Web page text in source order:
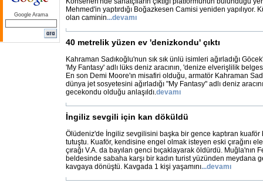
Google Arama
Mehmed'in yaptırdığı Boğazkesen Camisi yeniden yapılıyor.
olan caminin...devamı
40 metrelik yüzen ev 'denizkondu' çıktı
Kahraman Sadıkoğlu'nun sık sık ünlü isimleri ağırladığı
'My Fantasy' adlı lüks deniz aracının, 'denize elverişlilik
En son Demi Moore'ın misafiri olduğu, armatör Kahraman
dünya jet sosyetesini ağırladığı "My Fantasy" adlı deniz
gecekondu olduğu anlaşıldı.devamı
İngiliz sevgili için kan döküldü
Ölüdeniz'de İngiliz sevgilisini başka bir gence kaptıran
tutuştu. Kuaför, kendisine engel olmak isteyen eski çırağını
çırağı V.A. da bayılan genci bıçaklayarak öldürdü. Muğla'nın
beldesinde sabaha karşı bir kadın turist yüzünden meydana
kavgaya dönüştü. Kavgada 1 kişi yaşamını...devamı